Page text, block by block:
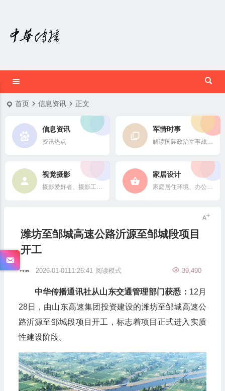
首页 信息资讯 正文
信息资讯
资讯热点
军情时事
解读国际政治军事战略格局
视觉摄影
摄影爱好者、摄影工作者及摄影行业信息
家居设计
家庭居住环境、办公场所、公共空间陈设风格以设计搭配
潍坊至邹城高速公路沂源至邹城段项目
开工
2026-01-0111:26:41 39,490
阅读模式
中华传播通讯社从山东交通管理部门获悉： 12月
28日，由山东高速集团投资建设的潍坊至邹城高速公
路沂源至邹城段项目开工，标志着项目正式进入实质
性建设阶段。